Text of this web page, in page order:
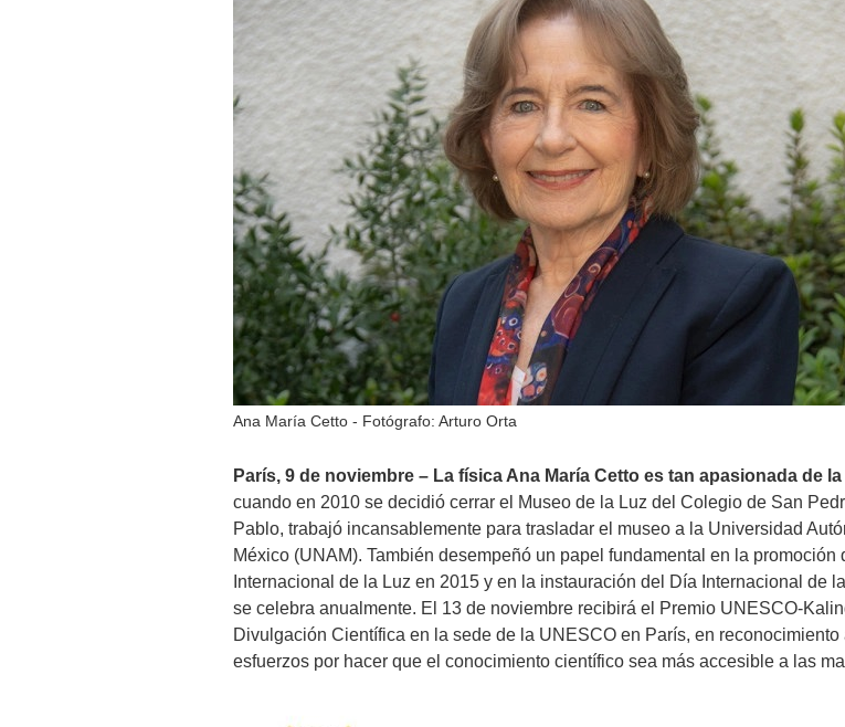
Ana María Cetto - Fotógrafo: Arturo Orta
París, 9 de noviembre – La física Ana María Cetto es tan apasionada de
cuando en 2010 se decidió cerrar el Museo de la Luz del Colegio de San
Pablo, trabajó incansablemente para trasladar el museo a la Universidad
México (UNAM). También desempeñó un papel fundamental en la promoción
Internacional de la Luz en 2015 y en la instauración del Día Internacional de
se celebra anualmente. El 13 de noviembre recibirá el Premio UNESCO-
Divulgación Científica en la sede de la UNESCO en París, en reconocimiento
esfuerzos por hacer que el conocimiento científico sea más accesible a las